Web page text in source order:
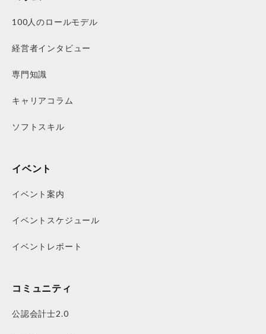
100人のロールモデル
経営者インタビュー
専門知識
キャリアコラム
ソフトスキル
イベント
イベント案内
イベントスケジュール
イベントレポート
コミュニティ
公認会計士2.0